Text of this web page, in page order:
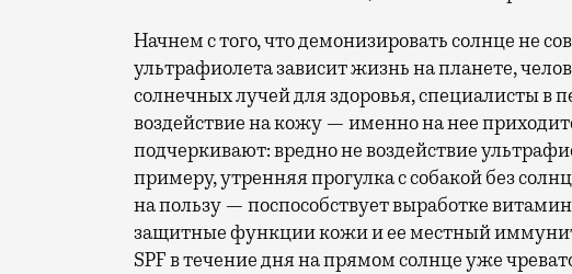
Начнем с того, что демонизировать солнце не
ультрафиолета зависит жизнь на планете,
солнечных лучей для здоровья, специалисты в
воздействие на кожу — именно на нее
подчеркивают: вредно не воздействие
примеру, утренняя прогулка с собакой без
на пользу — поспособствует выработке
защитные функции кожи и ее местный
SPF в течение дня на прямом солнце уже